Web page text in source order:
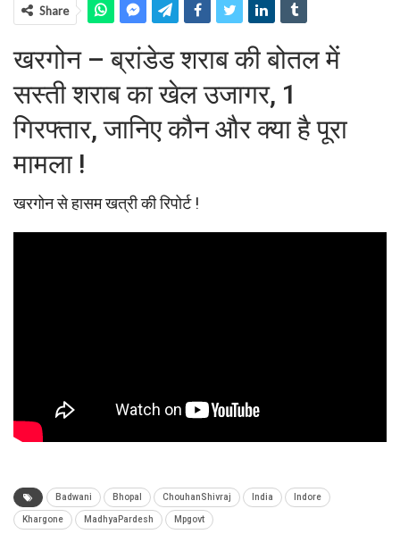
Share
खरगोन – ब्रांडेड शराब की बोतल में
सस्ती शराब का खेल उजागर, 1
गिरफ्तार, जानिए कौन और क्या है पूरा
मामला !
खरगोन से हासम खत्री की रिपोर्ट !
Badwani Bhopal ChouhanShivraj India Indore
Khargone MadhyaPardesh Mpgovt